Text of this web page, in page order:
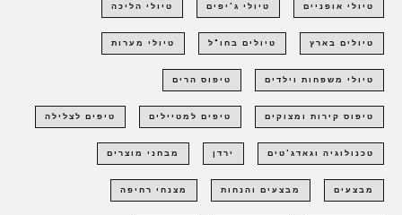
טיולי אופניים טיולי ג'יפים טיולי הליכה
טיולים בארץ טיולים בחו"ל טיולי מערות
טיולי משפחות וילדים טיפוס הרים
טיפוס קירות ומצוקים טיפים למטיילים טיפים לצלילה
טכנולוגיה וגאדג'טים ירדן מבחני מוצרים
מבצעים מבצעים והנחות מצנחי רחיפה